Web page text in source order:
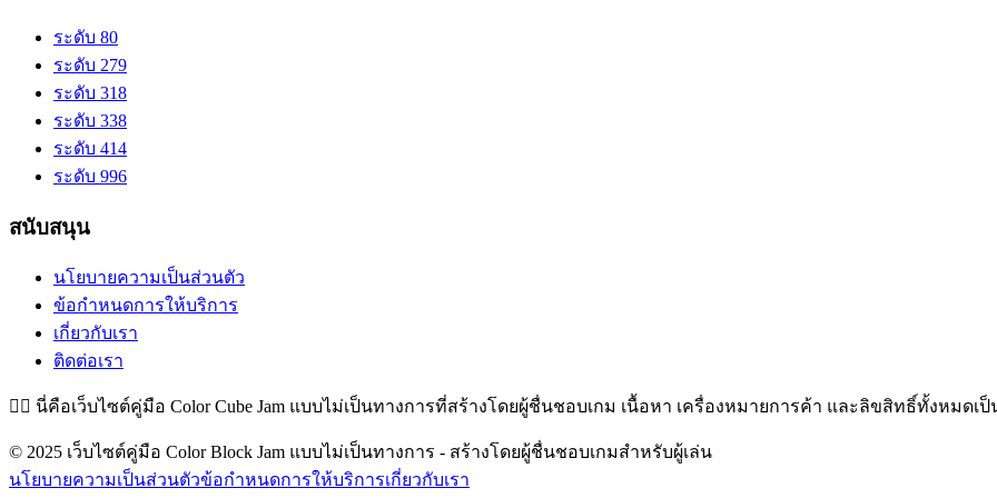
ระดับ 80
ระดับ 279
ระดับ 318
ระดับ 338
ระดับ 414
ระดับ 996
สนับสนุน
นโยบายความเป็นส่วนตัว
ข้อกำหนดการให้บริการ
เกี่ยวกับเรา
ติดต่อเรา
👉🏻 นี่คือเว็บไซต์คู่มือ Color Cube Jam แบบไม่เป็นทางการที่สร้างโดยผู้ชื่นชอบเกม เนื้อหา เครื่องหมายการค้า และลิขสิทธิ์ทั้งหมดเป็
© 2025 เว็บไซต์คู่มือ Color Block Jam แบบไม่เป็นทางการ - สร้างโดยผู้ชื่นชอบเกมสำหรับผู้เล่น
นโยบายความเป็นส่วนตัวข้อกำหนดการให้บริการเกี่ยวกับเรา